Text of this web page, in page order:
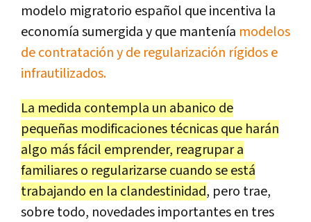
modelo migratorio español que incentiva la
economía sumergida y que mantenía modelos
de contratación y de regularización rígidos e
infrautilizados.
La medida contempla un abanico de
pequeñas modificaciones técnicas que harán
algo más fácil emprender, reagrupar a
familiares o regularizarse cuando se está
trabajando en la clandestinidad, pero trae,
sobre todo, novedades importantes en tres